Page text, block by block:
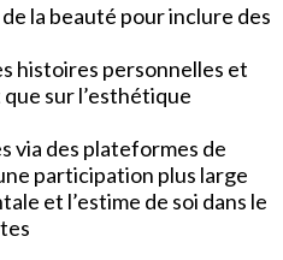
la beauté pour inclure des
histoires personnelles et
sur l’esthétique
via des plateformes de
participation plus large
et l’estime de soi dans le